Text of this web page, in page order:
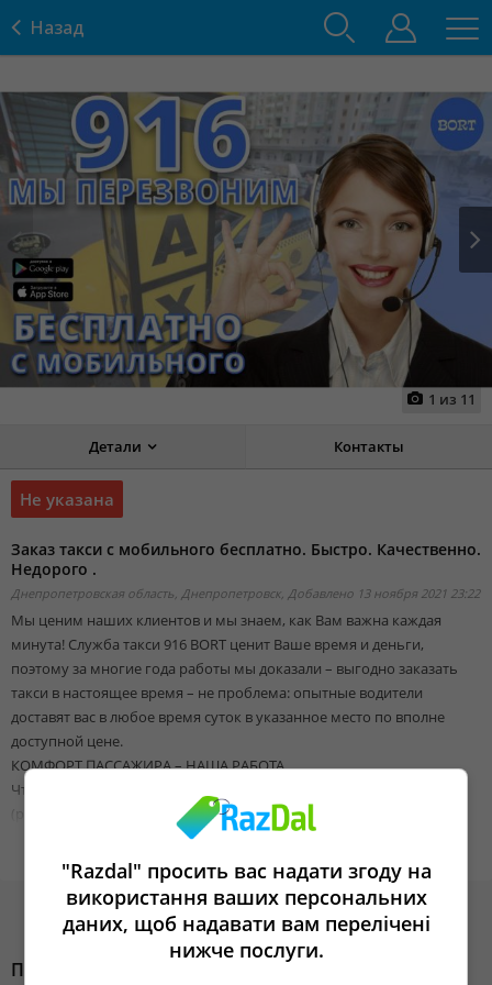
Назад
Prev
1 из 11
Детали Контакты
Не указана
Заказ такси с мобильного бесплатно. Быстро. Качественно.
Недорого .
Днепропетровская область, Днепропетровск, Добавлено 13 ноября 2021 23:22
Мы ценим наших клиентов и мы знаем, как Вам важна каждая
минута! Служба такси 916 BORT ценит Ваше время и деньги,
поэтому за многие года работы мы доказали – выгодно заказать
такси в настоящее время – не проблема: опытные водители
доставят вас в любое время суток в указанное место по вполне
доступной цене.
КОМФОРТ ПАССАЖИРА – НАША РАБОТА
Чтобы заказать такси наберите 916 с мобильного телефона
(работает автоперезвон) и операторы позаботятся о том, чтобы
нужный автомобиль уже через несколько минут приехал по
указанному адресу.
Наши операторы заранее огласят стоимость проезда, поэтому вы
точно будете знать, каким будет бюджет поездки.
В распоряжении клиента большой выбор комфортных
автомобилей – от среднего до VIP-класса.
Похожие объявления
"Razdal" просить вас надати згоду на
використання ваших персональних
даних, щоб надавати вам перелічені
нижче послуги.